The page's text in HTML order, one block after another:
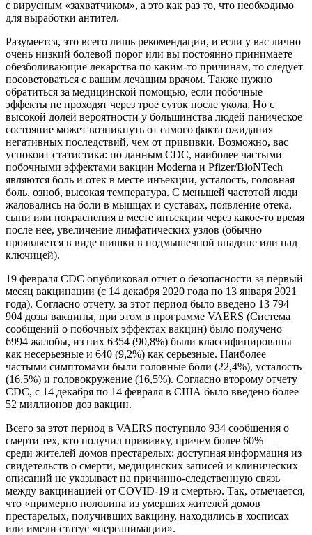
с вирусным «захватчиком», а это как раз то, что необходимо
для выработки антител.
Разумеется, это всего лишь рекомендации, и если у вас лично
очень низкий болевой порог или вы постоянно принимаете
обезболивающие лекарства по каким-то причинам, то следует
посоветоваться с вашим лечащим врачом. Также нужно
обратиться за медицинской помощью, если побочные
эффекты не проходят через трое суток после укола. Но с
высокой долей вероятности у большинства людей паническое
состояние может возникнуть от самого факта ожидания
негативных последствий, чем от прививки. Возможно, вас
успокоит статистика: по данным CDC, наиболее частыми
побочными эффектами вакцин Moderna и Pfizer/BioNTech
являются боль и отек в месте инъекции, усталость, головная
боль, озноб, высокая температура. С меньшей частотой люди
жаловались на боли в мышцах и суставах, появление отека,
сыпи или покраснения в месте инъекции через какое-то время
после нее, увеличение лимфатических узлов (обычно
проявляется в виде шишки в подмышечной впадине или над
ключицей).
19 февраля CDC опубликовал отчет о безопасности за первый
месяц вакцинации (с 14 декабря 2020 года по 13 января 2021
года). Согласно отчету, за этот период было введено 13 794
904 дозы вакцины, при этом в программе VAERS (Система
сообщений о побочных эффектах вакцин) было получено
6994 жалобы, из них 6354 (90,8%) были классифицированы
как несерьезные и 640 (9,2%) как серьезные. Наиболее
частыми симптомами были головные боли (22,4%), усталость
(16,5%) и головокружение (16,5%). Согласно второму отчету
CDC, с 14 декабря по 14 февраля в США было введено более
52 миллионов доз вакцин.
Всего за этот период в VAERS поступило 934 сообщения о
смерти тех, кто получил прививку, причем более 60% —
среди жителей домов престарелых; доступная информация из
свидетельств о смерти, медицинских записей и клинических
описаний не указывает на причинно-следственную связь
между вакцинацией от COVID-19 и смертью. Так, отмечается,
что «примерно половина из умерших жителей домов
престарелых, получивших вакцину, находились в хосписах
или имели статус «нереанимации».